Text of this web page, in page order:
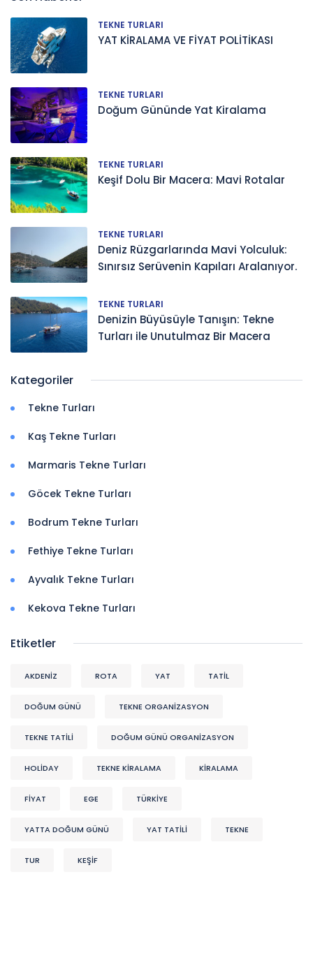
TEKNE TURLARI
YAT KİRALAMA VE FİYAT POLİTİKASI
TEKNE TURLARI
Doğum Gününde Yat Kiralama
TEKNE TURLARI
Keşif Dolu Bir Macera: Mavi Rotalar
TEKNE TURLARI
Deniz Rüzgarlarında Mavi Yolculuk:
Sınırsız Serüvenin Kapıları Aralanıyor.
TEKNE TURLARI
Denizin Büyüsüyle Tanışın: Tekne
Turları ile Unutulmaz Bir Macera
Kategoriler
Tekne Turları
Kaş Tekne Turları
Marmaris Tekne Turları
Göcek Tekne Turları
Bodrum Tekne Turları
Fethiye Tekne Turları
Ayvalık Tekne Turları
Kekova Tekne Turları
Etiketler
AKDENIZ ROTA YAT TATİL
DOĞUM GÜNÜ TEKNE ORGANIZASYON
TEKNE TATİLİ DOĞUM GÜNÜ ORGANIZASYON
HOLİDAY TEKNE KİRALAMA KİRALAMA
FİYAT EGE TÜRKİYE
YATTA DOĞUM GÜNÜ YAT TATİLİ TEKNE
TUR KEŞIF